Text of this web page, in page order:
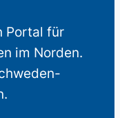
Portal für
im Norden.